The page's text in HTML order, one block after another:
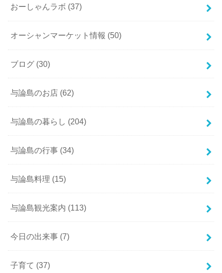
おーしゃんラボ (37)
オーシャンマーケット情報 (50)
ブログ (30)
与論島のお店 (62)
与論島の暮らし (204)
与論島の行事 (34)
与論島料理 (15)
与論島観光案内 (113)
今日の出来事 (7)
子育て (37)